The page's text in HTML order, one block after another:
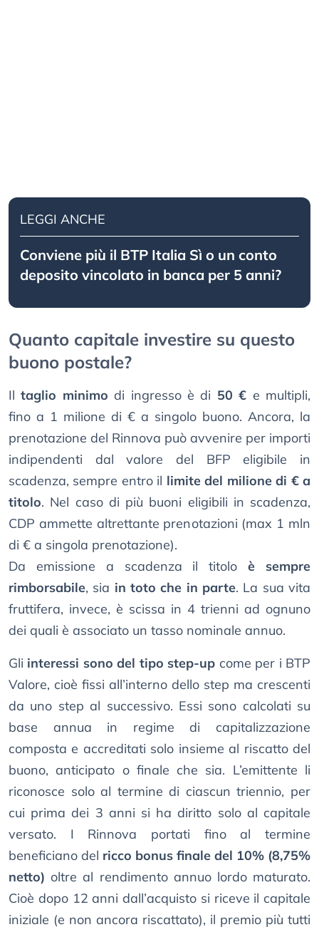
LEGGI ANCHE
Conviene più il BTP Italia Sì o un conto
deposito vincolato in banca per 5 anni?
Quanto capitale investire su questo
buono postale?
Iltaglio minimo di ingresso è di 50 € e multipli,
fino a 1 milione di € a singolo buono. Ancora, la
prenotazione del Rinnova può avvenire per importi
indipendenti dal valore del BFP eligibile in
scadenza, sempre entro il limite del milione di € a
titolo. Nel caso di più buoni eligibili in scadenza,
CDP ammette altrettante prenotazioni (max 1 mln
di € a singola prenotazione).
Da emissione a scadenza il titoloè sempre
rimborsabile, sia in toto che in parte. La sua vita
fruttifera, invece, è scissa in 4 trienni ad ognuno
dei quali è associato un tasso nominale annuo.
Gli interessi sono del tipo step-up come per i BTP
Valore, cioè fissi all’interno dello step ma crescenti
da uno step al successivo. Essi sono calcolati su
base annua in regime di capitalizzazione
composta e accreditati solo insieme al riscatto del
buono, anticipato o finale che sia. L’emittente li
riconosce solo al termine di ciascun triennio, per
cui prima dei 3 anni si ha diritto solo al capitale
versato. I Rinnova portati fino al termine
beneficiano del ricco bonus finale del 10% (8,75%
netto) oltre al rendimento annuo lordo maturato.
Cioè dopo 12 anni dall’acquisto si riceve il capitale
iniziale (e non ancora riscattato), il premio più tutti